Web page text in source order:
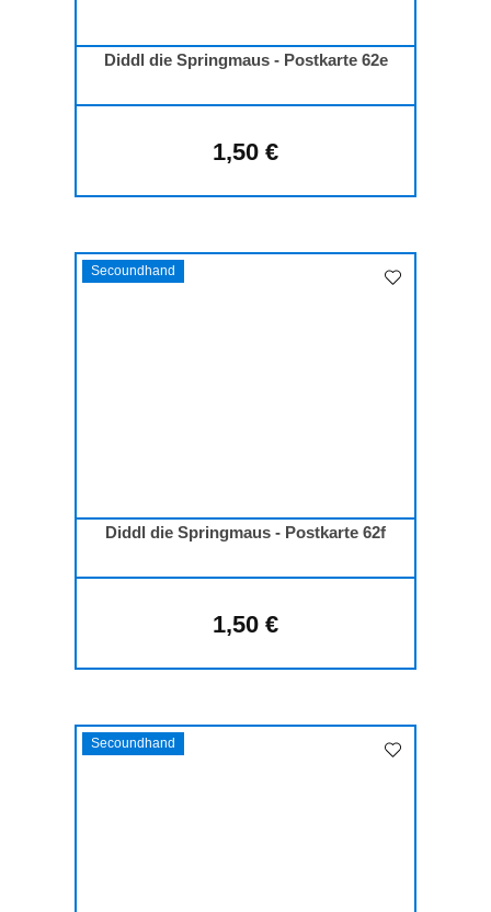
Diddl die Springmaus - Postkarte 62e
Regulärer Preis:
1,50 €
Secoundhand
Diddl die Springmaus - Postkarte 62f
Regulärer Preis:
1,50 €
Secoundhand